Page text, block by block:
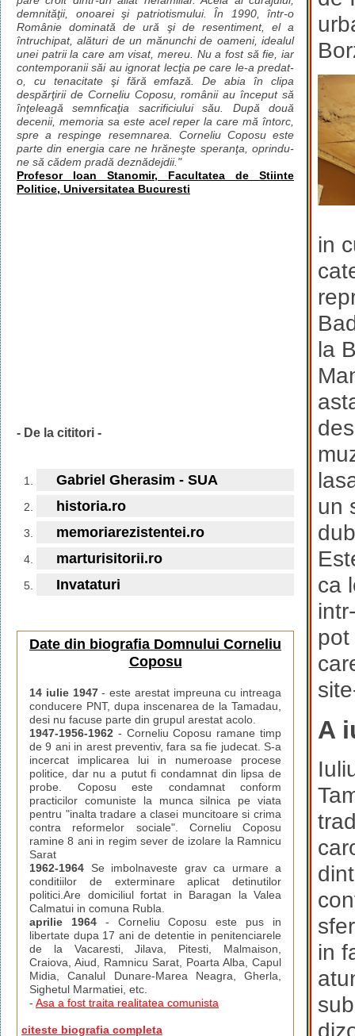
in
la
un
ca
pot
A
in
demnităţii, onoarei şi patriotismului. În 1990, într-o
Românie dominată de ură şi de resentiment, el a
întruchipat, alături de un mănunchi de oameni, idealul
unei patrii la care am visat, mereu. Nu a fost să fie, iar
contemporanii săi au ignorat lecţia pe care le-a predat-
o, cu tenacitate şi fără emfază. De abia în clipa
despărţirii de Corneliu Coposu, românii au început să
înţeleagă semnficaţia sacrificiului său. După două
decenii, memoria sa este acel reper la care mă întorc,
spre a respinge resemnarea. Corneliu Coposu este
parte din energia care ne hrăneşte speranţa, oprindu-
ne să cădem pradă deznădejdii."
Profesor Ioan Stanomir, Facultatea de Stiinte
Politice, Universitatea Bucuresti
- De la cititori -
Gabriel Gherasim - SUA
historia.ro
memoriarezistentei.ro
marturisitorii.ro
Invataturi
Date din biografia Domnului Corneliu
Coposu
14 iulie 1947- este arestat impreuna cu intreaga
conducere PNT, dupa inscenarea de la Tamadau,
desi nu facuse parte din grupul arestat acolo.
1947-1956-1962 - Corneliu Coposu ramane timp
de 9 ani in arest preventiv, fara sa fie judecat. S-a
incercat implicarea lui in numeroase procese
politice, dar nu a putut fi condamnat din lipsa de
probe. Coposu este condamnat conform
practicilor comuniste la munca silnica pe viata
pentru "inalta tradare a clasei muncitoare si crima
contra reformelor sociale". Corneliu Coposu
ramine 8 ani in regim sever de izolare la Ramnicu
Sarat
1962-1964 Se imbolnaveste grav ca urmare a
conditiilor de exterminare aplicat detinutilor
politici.Are domiciliul fortat in Baragan la Valea
Calmatui in comuna Rubla.
aprilie 1964- Corneliu Coposu este pus in
libertate dupa 17 ani de detentie in penitenciarele
de la Vacaresti, Jilava, Pitesti, Malmaison,
Craiova, Aiud, Ramnicu Sarat, Poarta Alba, Capul
Midia, Canalul Dunare-Marea Neagra, Gherla,
Sighetul Marmatiei, etc.
- Asa a fost traita realitatea comunista
citeste biografia completa